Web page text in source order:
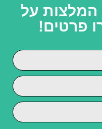
על
פרטים!